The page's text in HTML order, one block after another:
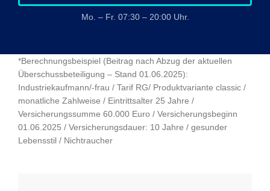
Mo. – Fr. 07:30 – 20:00 Uhr.
*Berechnungsbeispiel (Beitrag nach Abzug der aktuellen
Überschussbeteiligung – Stand 01.06.2025):
Industriekaufmann/-frau / Tarif RG/ Produktvariante classic /
monatliche Zahlweise / Eintrittsalter 25 Jahre /
Versicherungssumme 60.000 Euro / Versicherungsbeginn
01.06.2025 / Versicherungsdauer: 10 Jahre / gesunder
Lebensstil / Nichtraucher